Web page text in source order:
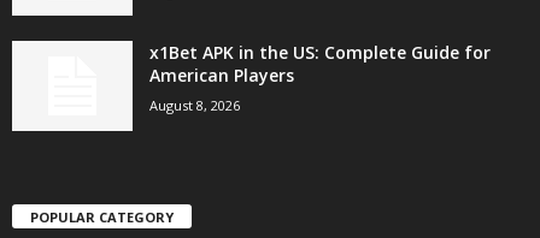
x1Bet APK in the US: Complete Guide for
American Players
August 8, 2026
POPULAR CATEGORY